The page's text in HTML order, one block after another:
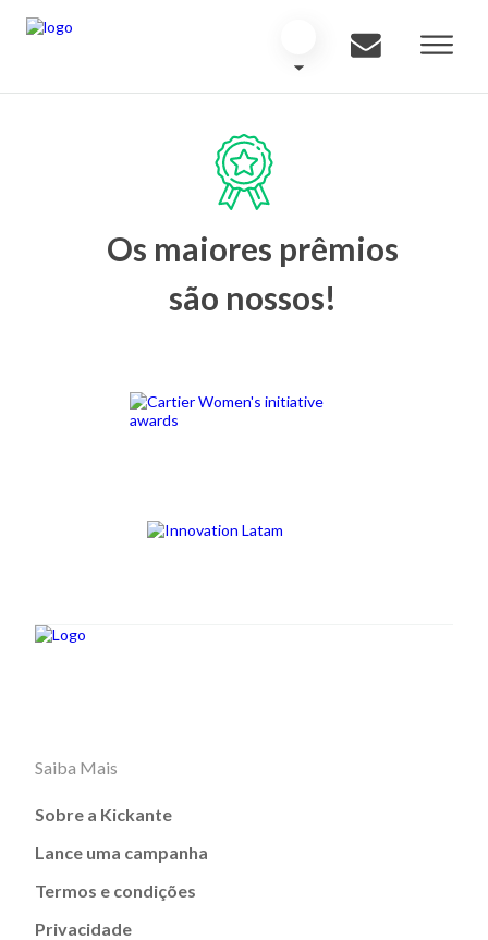
Os maiores prêmios
são nossos!
Saiba Mais
Sobre a Kickante
Lance uma campanha
Termos e condições
Privacidade